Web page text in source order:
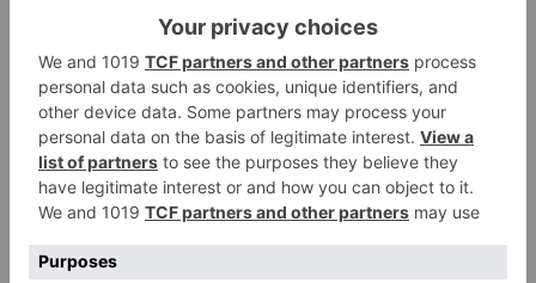
dienen. Stellt man sich die Frage, ob das
gegenwärtig noch der Fall ist, kann man hier und
da Zweifel bekommen. Die Menschen sind nicht
gleich und werden es nie sein, aber ein
Wirtschaftssystem, das die Ungleichheit vergrößert
und soziale Gräben zementiert, kann man nicht
wollen.